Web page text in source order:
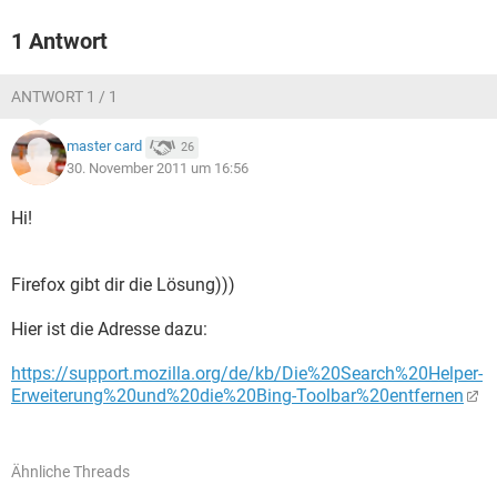
1 Antwort
ANTWORT 1 / 1
master card 26
30. November 2011 um 16:56
Hi!
Firefox gibt dir die Lösung)))
Hier ist die Adresse dazu:
https://support.mozilla.org/de/kb/Die%20Search%20Helper-
Erweiterung%20und%20die%20Bing-Toolbar%20entfernen
Ähnliche Threads